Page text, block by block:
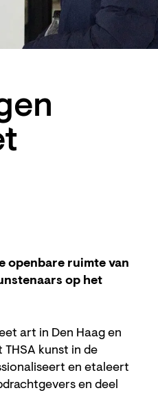
openbare ruimte van
op het
art in Den Haag en
kunst in de
en etaleert
en deel